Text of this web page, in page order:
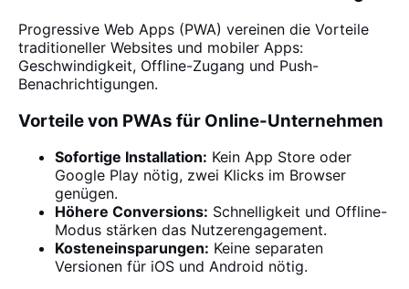
Progressive Web Apps (PWA) vereinen die Vorteile
traditioneller Websites und mobiler Apps:
Geschwindigkeit, Offline-Zugang und Push-
Benachrichtigungen.
Vorteile von PWAs für Online-Unternehmen
Sofortige Installation: Kein App Store oder
Google Play nötig, zwei Klicks im Browser
genügen.
Höhere Conversions: Schnelligkeit und Offline-
Modus stärken das Nutzerengagement.
Kosteneinsparungen: Keine separaten
Versionen für iOS und Android nötig.